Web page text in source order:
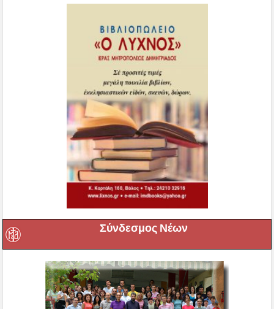
Σύνδεσμος Νέων